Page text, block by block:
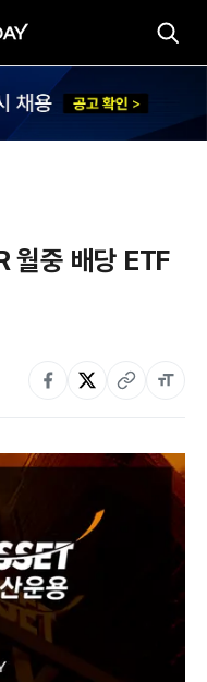
월중 배당 ETF